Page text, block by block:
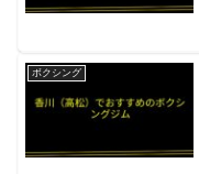
ボクシング